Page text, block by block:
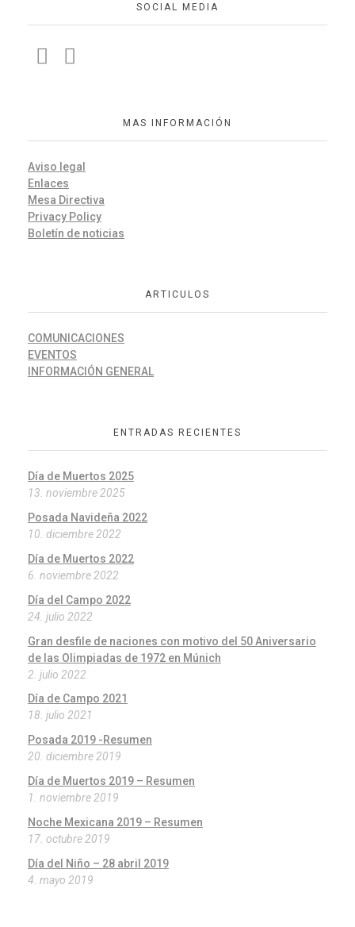
SOCIAL MEDIA
MAS INFORMACIÓN
Aviso legal
Enlaces
Mesa Directiva
Privacy Policy
Boletín de noticias
ARTICULOS
COMUNICACIONES
EVENTOS
INFORMACIÓN GENERAL
ENTRADAS RECIENTES
Día de Muertos 2025
13. noviembre 2025
Posada Navideña 2022
10. diciembre 2022
Día de Muertos 2022
6. noviembre 2022
Día del Campo 2022
24. julio 2022
Gran desfile de naciones con motivo del 50 Aniversario
de las Olimpiadas de 1972 en Múnich
2. julio 2022
Día de Campo 2021
18. julio 2021
Posada 2019 -Resumen
20. diciembre 2019
Día de Muertos 2019 – Resumen
1. noviembre 2019
Noche Mexicana 2019 – Resumen
17. octubre 2019
Día del Niño – 28 abril 2019
4. mayo 2019